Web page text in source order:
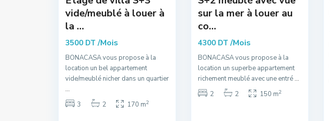
vide/meublé à louer à
la ...
3500 DT/Mois
BONACASA vous propose à la
location un bel appartement
vide/meublé nicher dans un quartier
...
3
2 170 m2
sur la mer à louer au
co...
4300 DT/Mois
BONACASA vous propose à la
location un superbe appartement
richement meublé avec une entré...
2
2 150 m2